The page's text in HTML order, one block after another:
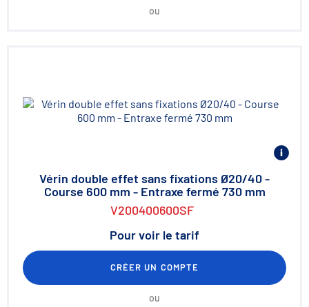
ou
Vérin double effet sans fixations Ø20/40 -
Course 600 mm - Entraxe fermé 730 mm
V200400600SF
Pour voir le tarif
CRÉER UN COMPTE
ou